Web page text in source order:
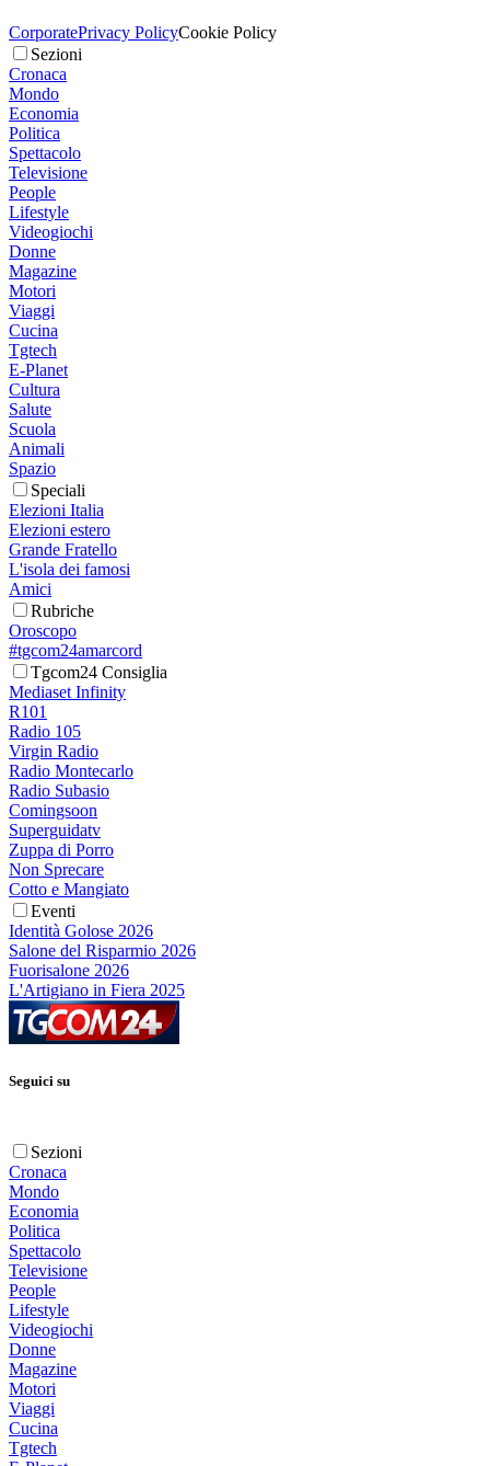
CorporatePrivacy PolicyCookie Policy
Sezioni
Cronaca
Mondo
Economia
Politica
Spettacolo
Televisione
People
Lifestyle
Videogiochi
Donne
Magazine
Motori
Viaggi
Cucina
Tgtech
E-Planet
Cultura
Salute
Scuola
Animali
Spazio
Speciali
Elezioni Italia
Elezioni estero
Grande Fratello
L'isola dei famosi
Amici
Rubriche
Oroscopo
#tgcom24amarcord
Tgcom24 Consiglia
Mediaset Infinity
R101
Radio 105
Virgin Radio
Radio Montecarlo
Radio Subasio
Comingsoon
Superguidatv
Zuppa di Porro
Non Sprecare
Cotto e Mangiato
Eventi
Identità Golose 2026
Salone del Risparmio 2026
Fuorisalone 2026
L'Artigiano in Fiera 2025
Seguici su
Sezioni
Cronaca
Mondo
Economia
Politica
Spettacolo
Televisione
People
Lifestyle
Videogiochi
Donne
Magazine
Motori
Viaggi
Cucina
Tgtech